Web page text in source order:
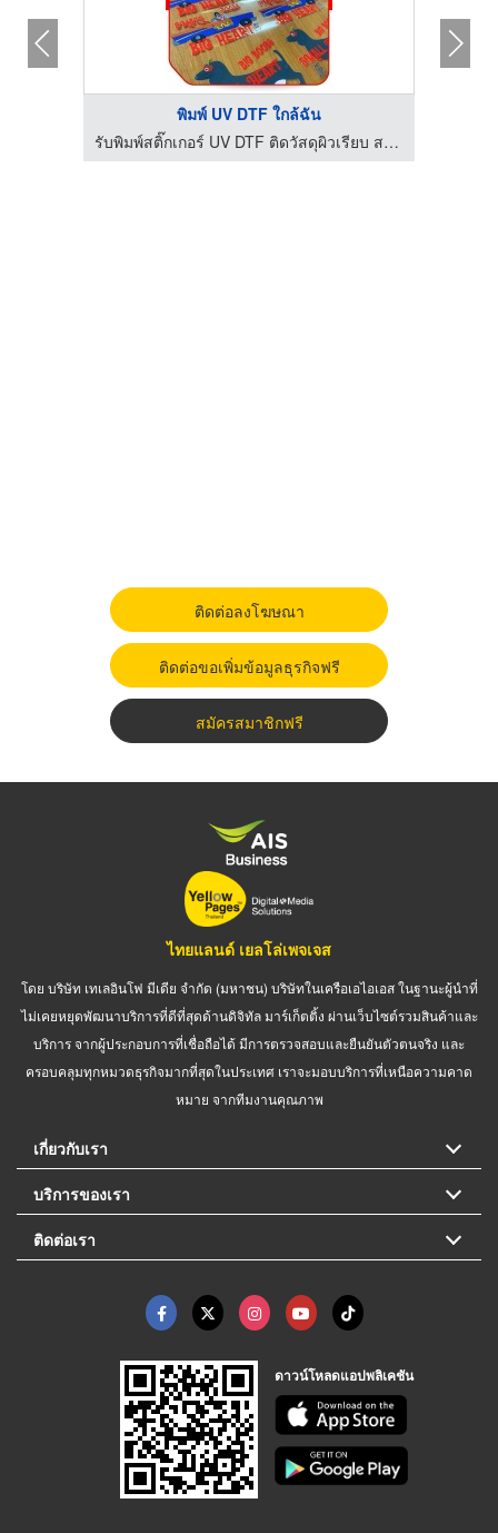
พิมพ์ UV DTF ใกล้ฉัน
รับพิมพ์สติ๊กเกอร์ UV DTF ติดวัสดุผิวเรียบ สกรีนเสื้อรีดร้อน
ติดต่อลงโฆษณา
ติดต่อขอเพิ่มข้อมูลธุรกิจฟรี
สมัครสมาชิกฟรี
ไทยแลนด์ เยลโล่เพจเจส
โดย บริษัท เทเลอินโฟ มีเดีย จำกัด (มหาชน) บริษัทในเครือเอไอเอส ในฐานะผู้นำที่
ไม่เคยหยุดพัฒนาบริการที่ดีที่สุดด้านดิจิทัล มาร์เก็ตติ้ง ผ่านเว็บไซต์รวมสินค้าและ
บริการ จากผู้ประกอบการที่เชื่อถือได้ มีการตรวจสอบและยืนยันตัวตนจริง และ
ครอบคลุมทุกหมวดธุรกิจมากที่สุดในประเทศ เราจะมอบบริการที่เหนือความคาด
หมาย จากทีมงานคุณภาพ
เกี่ยวกับเรา
บริการของเรา
ติดต่อเรา
ดาวน์โหลดแอปพลิเคชัน